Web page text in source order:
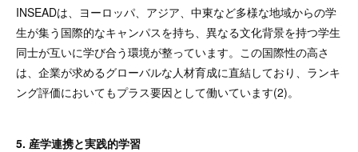
INSEADは、ヨーロッパ、アジア、中東など多様な地域からの学
生が集う国際的なキャンパスを持ち、異なる文化背景を持つ学生
同士が互いに学び合う環境が整っています。この国際性の高さ
は、企業が求めるグローバルな人材育成に直結しており、ランキ
ング評価においてもプラス要因として働いています(2)。
5. 産学連携と実践的学習